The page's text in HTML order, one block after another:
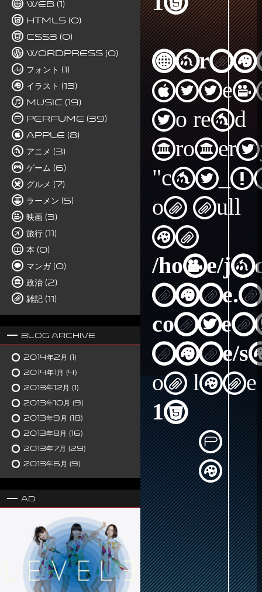
Web (1)
HTML5 (0)
CSS3 (0)
WordPress (0)
フォント (1)
イラスト (13)
Music (19)
Perfume (39)
Apple (8)
アニメ (3)
ゲーム (6)
グルメ (7)
ラーメン (5)
映画 (3)
旅行 (11)
本 (0)
マンガ (0)
政治 (2)
雑記 (11)
Blog Archive
2014年2月 (1)
2014年1月 (4)
2013年12月 (1)
2013年10月 (9)
2013年9月 (18)
2013年8月 (16)
2013年7月 (29)
2013年6月 (9)
Ad
to read
on null
in
/home/
nine/
on line
15